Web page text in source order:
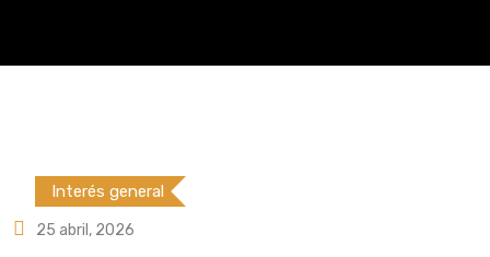
Interés general
25 abril, 2026